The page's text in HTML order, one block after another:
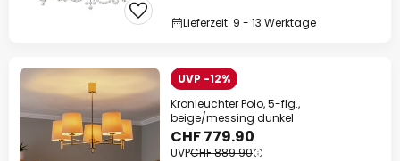
Lieferzeit: 9 - 13 Werktage
UVP -12%
Kronleuchter Polo, 5-flg.,
beige/messing dunkel
CHF 779.90
UVPCHF 889.90